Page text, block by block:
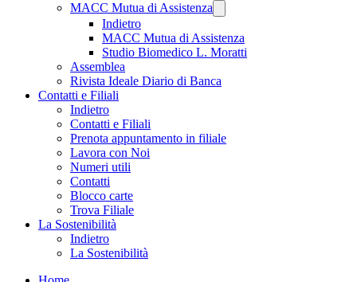
MACC Mutua di Assistenza
Indietro
MACC Mutua di Assistenza
Studio Biomedico L. Moratti
Assemblea
Rivista Ideale Diario di Banca
Contatti e Filiali
Indietro
Contatti e Filiali
Prenota appuntamento in filiale
Lavora con Noi
Numeri utili
Contatti
Blocco carte
Trova Filiale
La Sostenibilità
Indietro
La Sostenibilità